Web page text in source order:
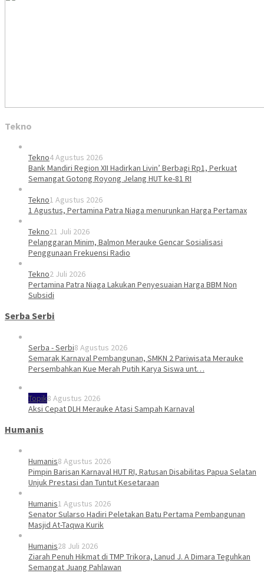
Tekno
Tekno4 Agustus 2026
Bank Mandiri Region XII Hadirkan Livin’ Berbagi Rp1, Perkuat
Semangat Gotong Royong Jelang HUT ke-81 RI
Tekno1 Agustus 2026
1 Agustus, Pertamina Patra Niaga menurunkan Harga Pertamax
Tekno21 Juli 2026
Pelanggaran Minim, Balmon Merauke Gencar Sosialisasi
Penggunaan Frekuensi Radio
Tekno2 Juli 2026
Pertamina Patra Niaga Lakukan Penyesuaian Harga BBM Non
Subsidi
Serba Serbi
Serba - Serbi8 Agustus 2026
Semarak Karnaval Pembangunan, SMKN 2 Pariwisata Merauke
Persembahkan Kue Merah Putih Karya Siswa unt…
Topik8 Agustus 2026
Aksi Cepat DLH Merauke Atasi Sampah Karnaval
Humanis
Humanis8 Agustus 2026
Pimpin Barisan Karnaval HUT RI, Ratusan Disabilitas Papua Selatan
Unjuk Prestasi dan Tuntut Kesetaraan
Humanis1 Agustus 2026
Senator Sularso Hadiri Peletakan Batu Pertama Pembangunan
Masjid At-Taqwa Kurik
Humanis28 Juli 2026
Ziarah Penuh Hikmat di TMP Trikora, Lanud J. A Dimara Teguhkan
Semangat Juang Pahlawan